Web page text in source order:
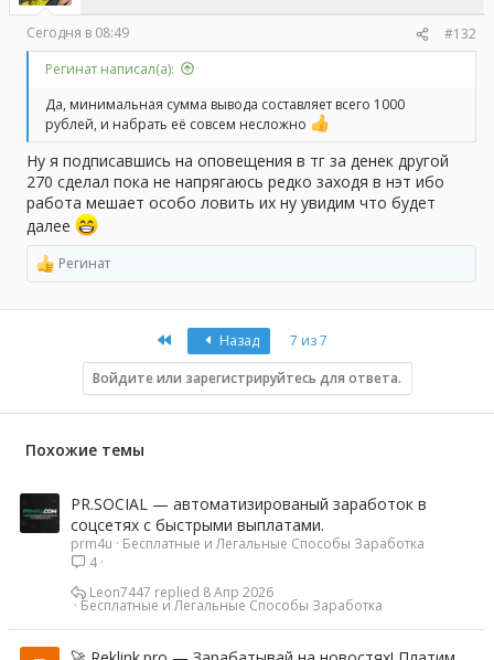
Сегодня в 08:49
#132
Регинат написал(а):
Да, минимальная сумма вывода составляет всего 1000
рублей, и набрать её совсем несложно
Ну я подписавшись на оповещения в тг за денек другой
270 сделал пока не напрягаюсь редко заходя в нэт ибо
работа мешает особо ловить их ну увидим что будет
далее
Р
е
а
Регинат
Назад
7 из 7
Войдите или зарегистрируйтесь для ответа.
Похожие темы
PR.SOCIAL — автоматизированый заработок в
соцсетях с быстрыми выплатами.
prm4u
Бесплатные и Легальные Способы Заработка
4
Бесплатные и Легальные Способы Заработка
8 Апр 2026
Leon7447